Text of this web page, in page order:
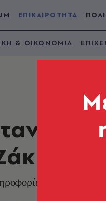
ΕΠΙΚΑΙΡΟΤΗΤΑ
& ΟΙΚΟΝΟΜΙΑ